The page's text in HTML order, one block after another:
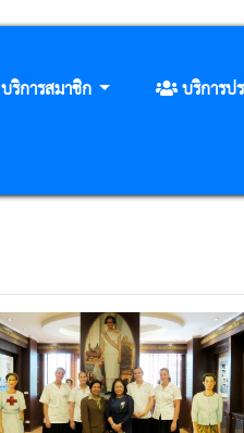
บริการสมาชิก บริการป